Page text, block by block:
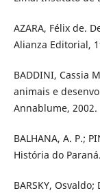
AZARA, Félix de.
Alianza Editorial,
BADDINI, Cassia
animais e
Annablume, 2002.
BALHANA, A. P.;
História do
BARSKY, Osvaldo;